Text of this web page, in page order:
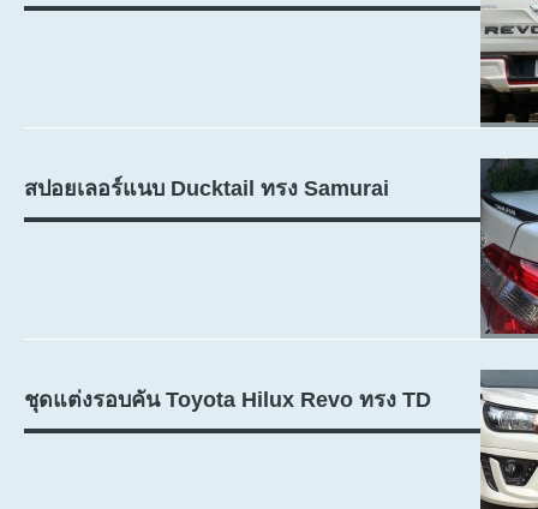
สปอยเลอร์แนบ Ducktail ทรง Samurai
ชุดแต่งรอบคัน Toyota Hilux Revo ทรง TD